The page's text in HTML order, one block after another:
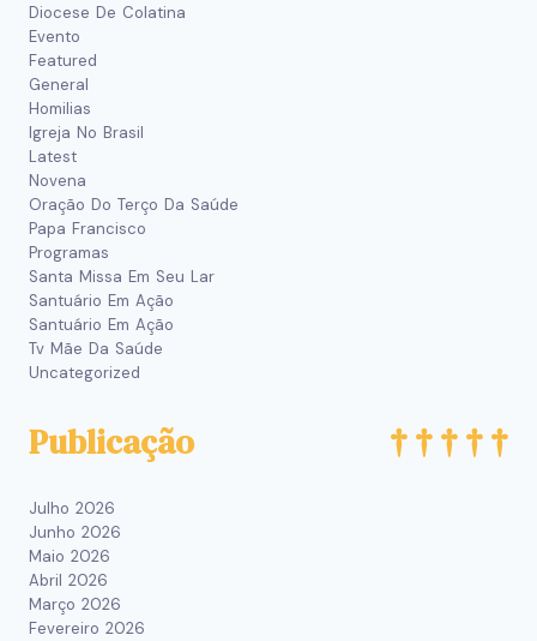
Diocese De Colatina
Evento
Featured
General
Homilias
Igreja No Brasil
Latest
Novena
Oração Do Terço Da Saúde
Papa Francisco
Programas
Santa Missa Em Seu Lar
Santuário Em Ação
Santuário Em Ação
Tv Mãe Da Saúde
Uncategorized
Publicação
Julho 2026
Junho 2026
Maio 2026
Abril 2026
Março 2026
Fevereiro 2026